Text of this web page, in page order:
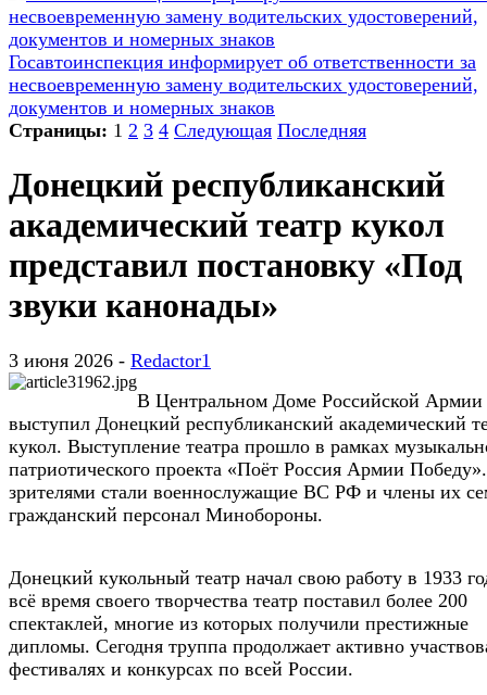
Госавтоинспекция информирует об ответственности за
несвоевременную замену водительских удостоверений,
документов и номерных знаков
Страницы: 1 2 3 4 Следующая Последняя
Донецкий республиканский
академический театр кукол
представил постановку «Под
звуки канонады»
3 июня 2026 - Redactor1
В Центральном Доме Российской Армии
выступил Донецкий республиканский академический
кукол. Выступление театра прошло в рамках
патриотического проекта «Поёт Россия Армии
зрителями стали военнослужащие ВС РФ и члены их
гражданский персонал Минобороны.
Донецкий кукольный театр начал свою работу в 1933
всё время своего творчества театр поставил более 200
спектаклей, многие из которых получили престижные
дипломы. Сегодня труппа продолжает активно
фестивалях и конкурсах по всей России.